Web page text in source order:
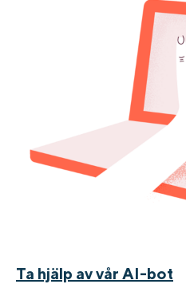
Ta hjälp av vår AI-bot